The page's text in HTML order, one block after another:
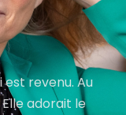
est revenu. Au
adorait le